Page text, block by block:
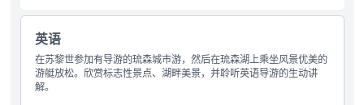
位置
如何到达那里
英语
在苏黎世参加有导游的琉森城市游，然后在琉森湖上乘坐风景优美的
游艇放松。欣赏标志性景点、湖畔美景，并聆听英语导游的生动讲
解。